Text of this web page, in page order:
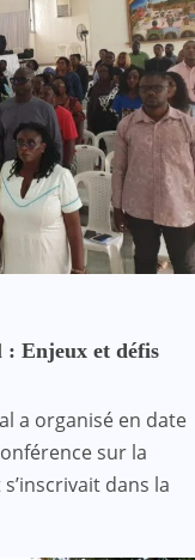
: Enjeux et défis
a organisé en date
sur la
dans la